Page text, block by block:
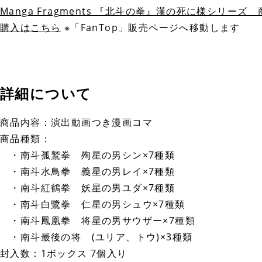
Manga Fragments 『北斗の拳』漢の死に様シリーズ
購入はこちら ※「FanTop」販売ページへ移動します
詳細について
商品内容：演出動画つき漫画コマ
商品種類：
・南斗孤鷲拳 殉星の男シン×7種類
・南斗水鳥拳 義星の男レイ×7種類
・南斗紅鶴拳 妖星の男ユダ×7種類
・南斗白鷺拳 仁星の男シュウ×7種類
・南斗鳳凰拳 将星の男サウザー×7種類
・南斗最後の将 (ユリア、トウ)×3種類
封入数：1ボックス 7個入り